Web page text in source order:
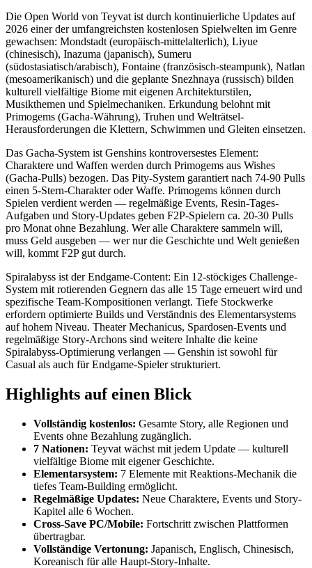
Die Open World von Teyvat ist durch kontinuierliche Updates auf
2026 einer der umfangreichsten kostenlosen Spielwelten im Genre
gewachsen: Mondstadt (europäisch-mittelalterlich), Liyue
(chinesisch), Inazuma (japanisch), Sumeru
(südostasiatisch/arabisch), Fontaine (französisch-steampunk), Natlan
(mesoamerikanisch) und die geplante Snezhnaya (russisch) bilden
kulturell vielfältige Biome mit eigenen Architekturstilen,
Musikthemen und Spielmechaniken. Erkundung belohnt mit
Primogems (Gacha-Währung), Truhen und Welträtsel-
Herausforderungen die Klettern, Schwimmen und Gleiten einsetzen.
Das Gacha-System ist Genshins kontroversestes Element:
Charaktere und Waffen werden durch Primogems aus Wishes
(Gacha-Pulls) bezogen. Das Pity-System garantiert nach 74-90 Pulls
einen 5-Stern-Charakter oder Waffe. Primogems können durch
Spielen verdient werden — regelmäßige Events, Resin-Tages-
Aufgaben und Story-Updates geben F2P-Spielern ca. 20-30 Pulls
pro Monat ohne Bezahlung. Wer alle Charaktere sammeln will,
muss Geld ausgeben — wer nur die Geschichte und Welt genießen
will, kommt F2P gut durch.
Spiralabyss ist der Endgame-Content: Ein 12-stöckiges Challenge-
System mit rotierenden Gegnern das alle 15 Tage erneuert wird und
spezifische Team-Kompositionen verlangt. Tiefe Stockwerke
erfordern optimierte Builds und Verständnis des Elementarsystems
auf hohem Niveau. Theater Mechanicus, Spardosen-Events und
regelmäßige Story-Archons sind weitere Inhalte die keine
Spiralabyss-Optimierung verlangen — Genshin ist sowohl für
Casual als auch für Endgame-Spieler strukturiert.
Highlights auf einen Blick
Vollständig kostenlos: Gesamte Story, alle Regionen und
Events ohne Bezahlung zugänglich.
7 Nationen: Teyvat wächst mit jedem Update — kulturell
vielfältige Biome mit eigener Geschichte.
Elementarsystem: 7 Elemente mit Reaktions-Mechanik die
tiefes Team-Building ermöglicht.
Regelmäßige Updates: Neue Charaktere, Events und Story-
Kapitel alle 6 Wochen.
Cross-Save PC/Mobile: Fortschritt zwischen Plattformen
übertragbar.
Vollständige Vertonung: Japanisch, Englisch, Chinesisch,
Koreanisch für alle Haupt-Story-Inhalte.